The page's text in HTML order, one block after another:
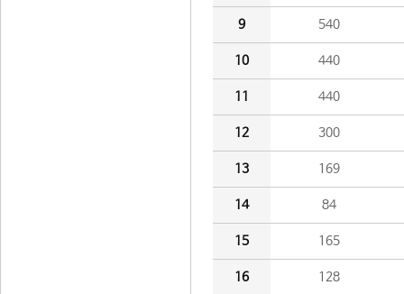
9 540
10 440
11 440
12 300
13 169
14 84
15 165
16 128